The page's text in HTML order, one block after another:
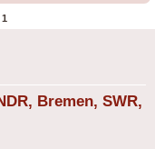
1
Bremen, SWR,